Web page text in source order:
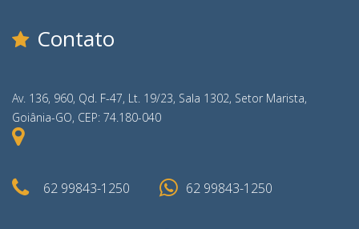
Contato
Av. 136, 960, Qd. F-47, Lt. 19/23, Sala 1302, Setor Marista,
Goiânia-GO, CEP: 74.180-040
62 99843-1250 62 99843-1250